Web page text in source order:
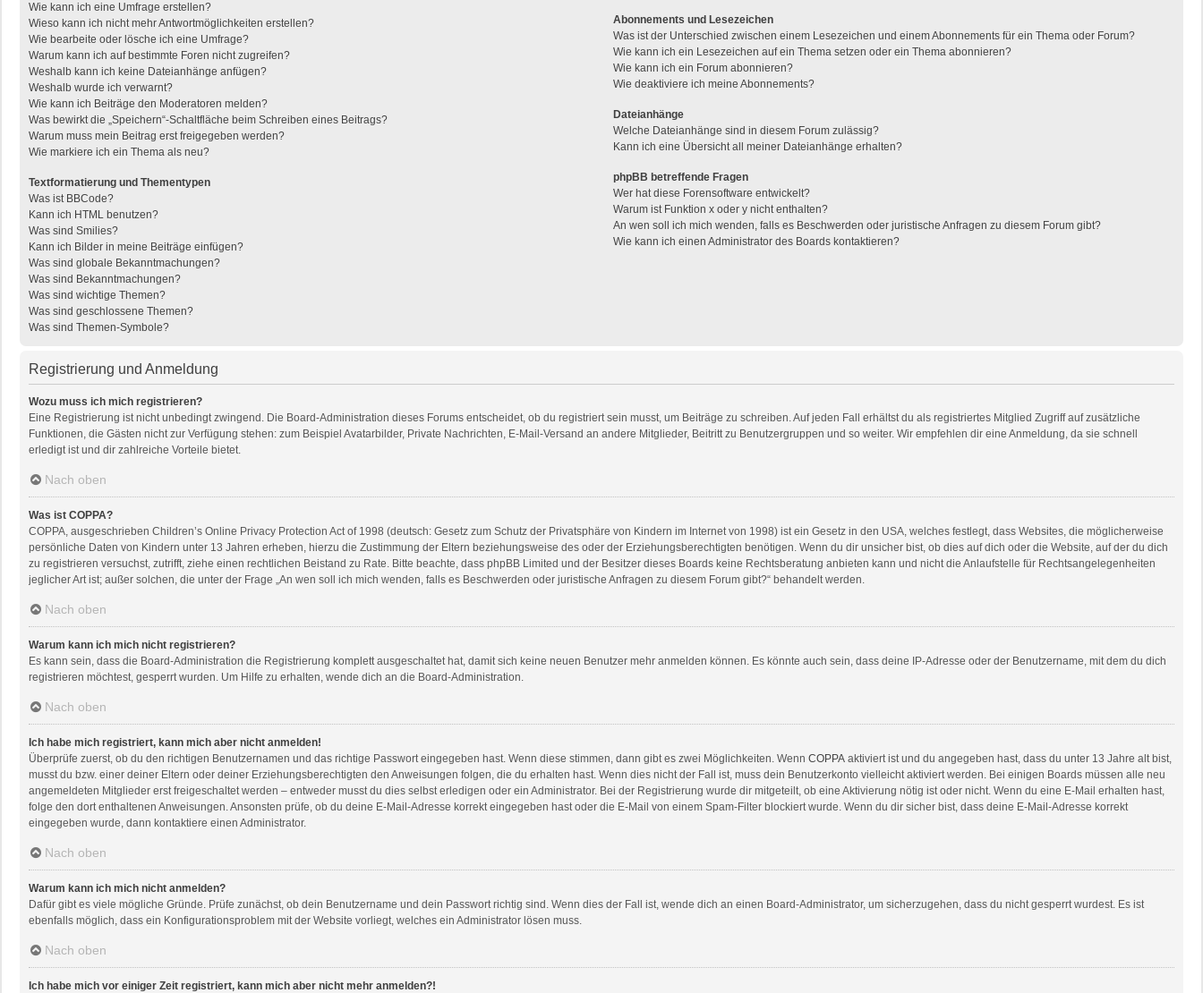
Wie kann ich eine Umfrage erstellen?
Wieso kann ich nicht mehr Antwortmöglichkeiten erstellen?
Wie bearbeite oder lösche ich eine Umfrage?
Warum kann ich auf bestimmte Foren nicht zugreifen?
Weshalb kann ich keine Dateianhänge anfügen?
Weshalb wurde ich verwarnt?
Wie kann ich Beiträge den Moderatoren melden?
Was bewirkt die „Speichern“-Schaltfläche beim Schreiben eines Beitrags?
Warum muss mein Beitrag erst freigegeben werden?
Wie markiere ich ein Thema als neu?
Textformatierung und Thementypen
Was ist BBCode?
Kann ich HTML benutzen?
Was sind Smilies?
Kann ich Bilder in meine Beiträge einfügen?
Was sind globale Bekanntmachungen?
Was sind Bekanntmachungen?
Was sind wichtige Themen?
Was sind geschlossene Themen?
Was sind Themen-Symbole?
Abonnements und Lesezeichen
Was ist der Unterschied zwischen einem Lesezeichen und einem Abonnements für ein Thema oder Forum?
Wie kann ich ein Lesezeichen auf ein Thema setzen oder ein Thema abonnieren?
Wie kann ich ein Forum abonnieren?
Wie deaktiviere ich meine Abonnements?
Dateianhänge
Welche Dateianhänge sind in diesem Forum zulässig?
Kann ich eine Übersicht all meiner Dateianhänge erhalten?
phpBB betreffende Fragen
Wer hat diese Forensoftware entwickelt?
Warum ist Funktion x oder y nicht enthalten?
An wen soll ich mich wenden, falls es Beschwerden oder juristische Anfragen zu diesem Forum gibt?
Wie kann ich einen Administrator des Boards kontaktieren?
Registrierung und Anmeldung
Wozu muss ich mich registrieren?
Eine Registrierung ist nicht unbedingt zwingend. Die Board-Administration dieses Forums entscheidet, ob du registriert sein musst, um Beiträge zu schreiben. Auf jeden Fall erhältst du als registriertes Mitglied Zugriff auf zusätzliche
Funktionen, die Gästen nicht zur Verfügung stehen: zum Beispiel Avatarbilder, Private Nachrichten, E-Mail-Versand an andere Mitglieder, Beitritt zu Benutzergruppen und so weiter. Wir empfehlen dir eine Anmeldung, da sie schnell
erledigt ist und dir zahlreiche Vorteile bietet.
Nach oben
Was ist COPPA?
COPPA, ausgeschrieben Children’s Online Privacy Protection Act of 1998 (deutsch: Gesetz zum Schutz der Privatsphäre von Kindern im Internet von 1998) ist ein Gesetz in den USA, welches festlegt, dass Websites, die möglicherweise
persönliche Daten von Kindern unter 13 Jahren erheben, hierzu die Zustimmung der Eltern beziehungsweise des oder der Erziehungsberechtigten benötigen. Wenn du dir unsicher bist, ob dies auf dich oder die Website, auf der du dich
zu registrieren versuchst, zutrifft, ziehe einen rechtlichen Beistand zu Rate. Bitte beachte, dass phpBB Limited und der Besitzer dieses Boards keine Rechtsberatung anbieten kann und nicht die Anlaufstelle für Rechtsangelegenheiten
jeglicher Art ist; außer solchen, die unter der Frage „An wen soll ich mich wenden, falls es Beschwerden oder juristische Anfragen zu diesem Forum gibt?“ behandelt werden.
Nach oben
Warum kann ich mich nicht registrieren?
Es kann sein, dass die Board-Administration die Registrierung komplett ausgeschaltet hat, damit sich keine neuen Benutzer mehr anmelden können. Es könnte auch sein, dass deine IP-Adresse oder der Benutzername, mit dem du dich
registrieren möchtest, gesperrt wurden. Um Hilfe zu erhalten, wende dich an die Board-Administration.
Nach oben
Ich habe mich registriert, kann mich aber nicht anmelden!
Überprüfe zuerst, ob du den richtigen Benutzernamen und das richtige Passwort eingegeben hast. Wenn diese stimmen, dann gibt es zwei Möglichkeiten. Wenn COPPA aktiviert ist und du angegeben hast, dass du unter 13 Jahre alt bist,
musst du bzw. einer deiner Eltern oder deiner Erziehungsberechtigten den Anweisungen folgen, die du erhalten hast. Wenn dies nicht der Fall ist, muss dein Benutzerkonto vielleicht aktiviert werden. Bei einigen Boards müssen alle neu
angemeldeten Mitglieder erst freigeschaltet werden – entweder musst du dies selbst erledigen oder ein Administrator. Bei der Registrierung wurde dir mitgeteilt, ob eine Aktivierung nötig ist oder nicht. Wenn du eine E-Mail erhalten hast,
folge den dort enthaltenen Anweisungen. Ansonsten prüfe, ob du deine E-Mail-Adresse korrekt eingegeben hast oder die E-Mail von einem Spam-Filter blockiert wurde. Wenn du dir sicher bist, dass deine E-Mail-Adresse korrekt
eingegeben wurde, dann kontaktiere einen Administrator.
Nach oben
Warum kann ich mich nicht anmelden?
Dafür gibt es viele mögliche Gründe. Prüfe zunächst, ob dein Benutzername und dein Passwort richtig sind. Wenn dies der Fall ist, wende dich an einen Board-Administrator, um sicherzugehen, dass du nicht gesperrt wurdest. Es ist
ebenfalls möglich, dass ein Konfigurationsproblem mit der Website vorliegt, welches ein Administrator lösen muss.
Nach oben
Ich habe mich vor einiger Zeit registriert, kann mich aber nicht mehr anmelden?!